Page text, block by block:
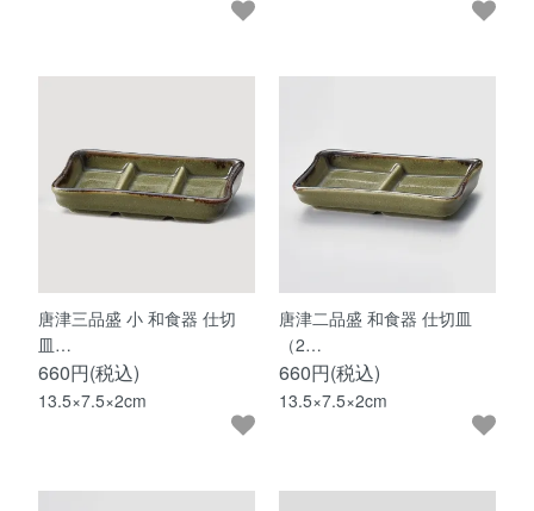
唐津三品盛 小 和食器 仕切
皿…
660円(税込)
13.5×7.5×2cm
唐津二品盛 和食器 仕切皿
（2…
660円(税込)
13.5×7.5×2cm